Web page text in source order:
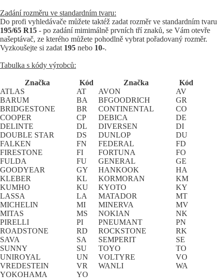
Zadání rozměru ve standardním tvaru:
Do profi vyhledávače můžete taktéž zadat rozměr ve standardním tvaru
195/65 R15 - po zadání mimimálně prvních tří znaků, se Vám otevře
našeptávač, ze kterého můžete pohodlně vybrat pořadovaný rozměr.
Vyzkoušejte si zadat 195 nebo 10-.
Tabulka s kódy výrobců:
Značka Kód Značka
Kód
ATLAS
AT AVON
AV
BARUM
BA BFGOODRICH
GR
BRIDGESTONE
BR CONTINENTAL
CO
COOPER
CP DEBICA
DE
DELINTE
DL DIVERSEN
DI
DOUBLE STAR
DS DUNLOP
DU
FALKEN
FN FEDERAL
FD
FIRESTONE
FI FORTUNA
FO
FULDA
FU GENERAL
GE
GOODYEAR
GY HANKOOK
HA
KLEBER
KL KORMORAN
KM
KUMHO
KU KYOTO
KY
LASSA
LA MATADOR
MT
MICHELIN
MI MINERVA
MV
MITAS
MS NOKIAN
NK
PIRELLI
PI PNEUMANT
PN
ROADSTONE
RD ROCKSTONE
RK
SAVA
SA SEMPERIT
SE
SUNNY
SU TOYO
TO
UNIROYAL
UN VOLTYRE
VO
VREDESTEIN
VR WANLI
WA
YOKOHAMA
YO